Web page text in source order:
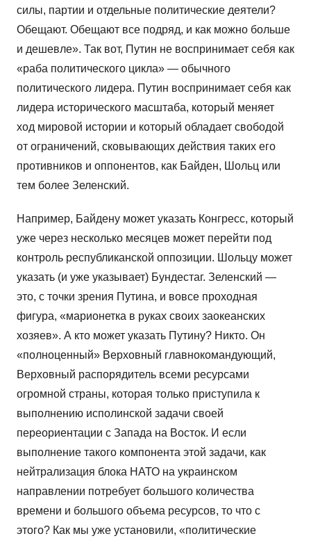
силы, партии и отдельные политические деятели?
Обещают. Обещают все подряд, и как можно больше
и дешевле». Так вот, Путин не воспринимает себя как
«раба политического цикла» — обычного
политического лидера. Путин воспринимает себя как
лидера исторического масштаба, который меняет
ход мировой истории и который обладает свободой
от ограничений, сковывающих действия таких его
противников и оппонентов, как Байден, Шольц или
тем более Зеленский.
Например, Байдену может указать Конгресс, который
уже через несколько месяцев может перейти под
контроль республиканской оппозиции. Шольцу может
указать (и уже указывает) Бундестаг. Зеленский —
это, с точки зрения Путина, и вовсе проходная
фигура, «марионетка в руках своих заокеанских
хозяев». А кто может указать Путину? Никто. Он
«полноценный» Верховный главнокомандующий,
Верховный распорядитель всеми ресурсами
огромной страны, которая только приступила к
выполнению исполинской задачи своей
переориентации с Запада на Восток. И если
выполнение такого компонента этой задачи, как
нейтрализация блока НАТО на украинском
направлении потребует большого количества
времени и большого объема ресурсов, то что с
этого? Как мы уже установили, «политические